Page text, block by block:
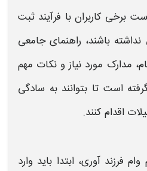
برخی کاربران با فرآیند ثبت
نداشته باشند، راهنمای جامعی
، مدارک مورد نیاز و نکات مهم
است تا بتوانند به سادگی
اقدام کنند.
فرزند آوری، ابتدا باید وارد